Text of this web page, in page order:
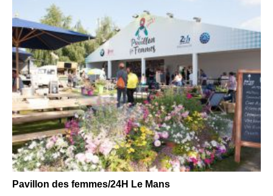
Pavillon des femmes/24H Le Mans